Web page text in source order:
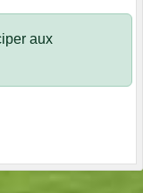
aux